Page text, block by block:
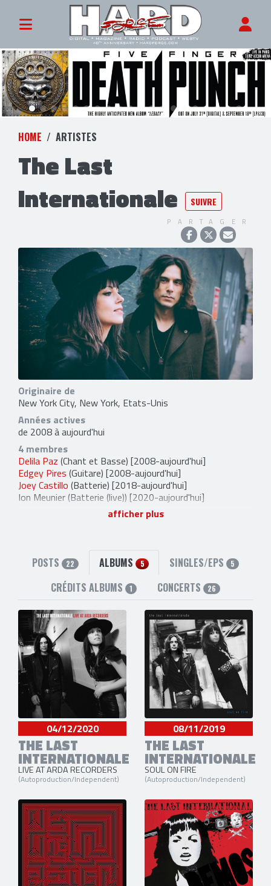
HOME ARTISTES
The Last
Internationale
SUIVRE
PARTAGER
Originaire de
New York City, New York, Etats-Unis
Années actives
de 2008 à aujourd'hui
4 membres
Delila Paz (Chant et Basse) [2008-aujourd'hui]
Edgey Pires (Guitare) [2008-aujourd'hui]
Joey Castillo (Batterie) [2018-aujourd'hui]
Ion Meunier (Batterie (live)) [2020-aujourd'hui]
facebook, site officiel ,instagram twitter, youtube et
Spotify
afficher plus
POSTS 22 ALBUMS 5 SINGLES/EPS 5
CRÉDITS ALBUMS 1 CONCERTS 26
04/12/2020
THE LAST
INTERNATIONALE
LIVE AT ARDA RECORDERS
(Autoproduction/Independent)
08/11/2019
THE LAST
INTERNATIONALE
SOUL ON FIRE
(Autoproduction/Independent)